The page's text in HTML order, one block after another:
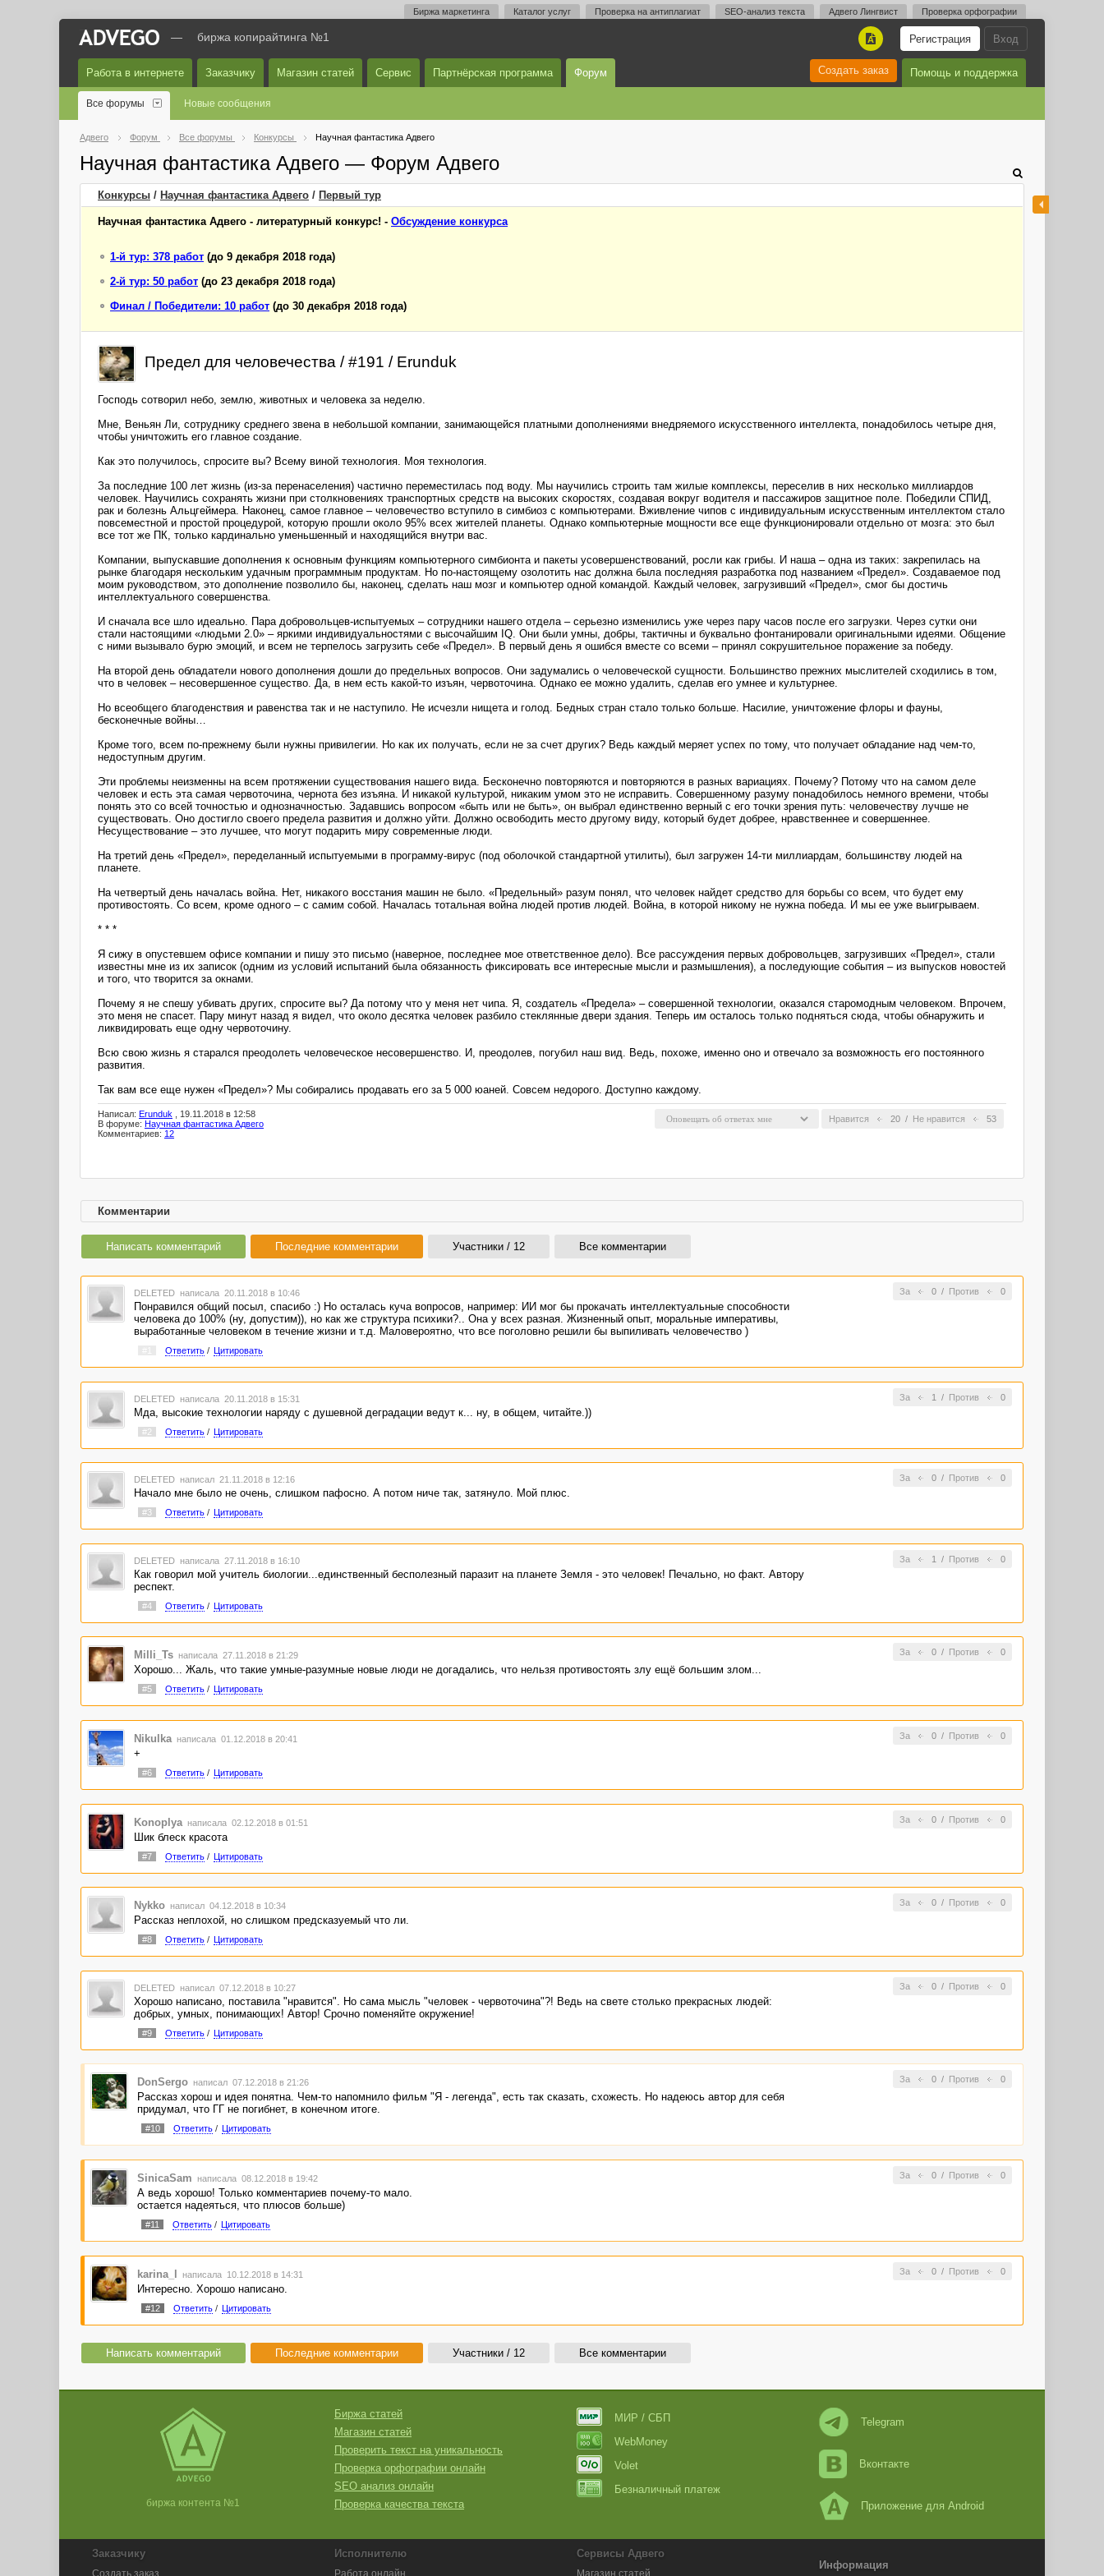
Биржа маркетинга Каталог услуг Проверка на антиплагиат SEO-анализ текста Адвего Лингвист Проверка орфографии
Вход
Регистрация
A
— биржа копирайтинга №1
Работа в интернете Заказчику Магазин статей Сервис Партнёрская программа Форум Помощь и поддержка
Создать заказ
Все форумы Новые сообщения
Адвего Форум Все форумы Конкурсы Научная фантастика Адвего
Научная фантастика Адвего — Форум Адвего
Конкурсы / Научная фантастика Адвего / Первый тур
Научная фантастика Адвего - литературный конкурс! - Обсуждение конкурса
1-й тур: 378 работ (до 9 декабря 2018 года)
2-й тур: 50 работ (до 23 декабря 2018 года)
Финал / Победители: 10 работ (до 30 декабря 2018 года)
Предел для человечества / #191 / Erunduk
Господь сотворил небо, землю, животных и человека за неделю.
Мне, Веньян Ли, сотруднику среднего звена в небольшой компании, занимающейся платными дополнениями внедряемого искусственного интеллекта, понадобилось четыре дня,
чтобы уничтожить его главное создание.
Как это получилось, спросите вы? Всему виной технология. Моя технология.
За последние 100 лет жизнь (из-за перенаселения) частично переместилась под воду. Мы научились строить там жилые комплексы, переселив в них несколько миллиардов
человек. Научились сохранять жизни при столкновениях транспортных средств на высоких скоростях, создавая вокруг водителя и пассажиров защитное поле. Победили СПИД,
рак и болезнь Альцгеймера. Наконец, самое главное – человечество вступило в симбиоз с компьютерами. Вживление чипов с индивидуальным искусственным интеллектом стало
повсеместной и простой процедурой, которую прошли около 95% всех жителей планеты. Однако компьютерные мощности все еще функционировали отдельно от мозга: это был
все тот же ПК, только кардинально уменьшенный и находящийся внутри вас.
Компании, выпускавшие дополнения к основным функциям компьютерного симбионта и пакеты усовершенствований, росли как грибы. И наша – одна из таких: закрепилась на
рынке благодаря нескольким удачным программным продуктам. Но по-настоящему озолотить нас должна была последняя разработка под названием «Предел». Создаваемое под
моим руководством, это дополнение позволило бы, наконец, сделать наш мозг и компьютер одной командой. Каждый человек, загрузивший «Предел», смог бы достичь
интеллектуального совершенства.
И сначала все шло идеально. Пара добровольцев-испытуемых – сотрудники нашего отдела – серьезно изменились уже через пару часов после его загрузки. Через сутки они
стали настоящими «людьми 2.0» – яркими индивидуальностями с высочайшим IQ. Они были умны, добры, тактичны и буквально фонтанировали оригинальными идеями. Общение
с ними вызывало бурю эмоций, и всем не терпелось загрузить себе «Предел». В первый день я ошибся вместе со всеми – принял сокрушительное поражение за победу.
На второй день обладатели нового дополнения дошли до предельных вопросов. Они задумались о человеческой сущности. Большинство прежних мыслителей сходились в том,
что в человек – несовершенное существо. Да, в нем есть какой-то изъян, червоточина. Однако ее можно удалить, сделав его умнее и культурнее.
Но всеобщего благоденствия и равенства так и не наступило. Не исчезли нищета и голод. Бедных стран стало только больше. Насилие, уничтожение флоры и фауны,
бесконечные войны…
Кроме того, всем по-прежнему были нужны привилегии. Но как их получать, если не за счет других? Ведь каждый меряет успех по тому, что получает обладание над чем-то,
недоступным другим.
Эти проблемы неизменны на всем протяжении существования нашего вида. Бесконечно повторяются и повторяются в разных вариациях. Почему? Потому что на самом деле
человек и есть эта самая червоточина, чернота без изъяна. И никакой культурой, никаким умом это не исправить. Совершенному разуму понадобилось немного времени, чтобы
понять это со всей точностью и однозначностью. Задавшись вопросом «быть или не быть», он выбрал единственно верный с его точки зрения путь: человечеству лучше не
существовать. Оно достигло своего предела развития и должно уйти. Должно освободить место другому виду, который будет добрее, нравственнее и совершеннее.
Несуществование – это лучшее, что могут подарить миру современные люди.
На третий день «Предел», переделанный испытуемыми в программу-вирус (под оболочкой стандартной утилиты), был загружен 14-ти миллиардам, большинству людей на
планете.
На четвертый день началась война. Нет, никакого восстания машин не было. «Предельный» разум понял, что человек найдет средство для борьбы со всем, что будет ему
противостоять. Со всем, кроме одного – с самим собой. Началась тотальная война людей против людей. Война, в которой никому не нужна победа. И мы ее уже выигрываем.
* * *
Я сижу в опустевшем офисе компании и пишу это письмо (наверное, последнее мое ответственное дело). Все рассуждения первых добровольцев, загрузивших «Предел», стали
известны мне из их записок (одним из условий испытаний была обязанность фиксировать все интересные мысли и размышления), а последующие события – из выпусков новостей
и того, что творится за окнами.
Почему я не спешу убивать других, спросите вы? Да потому что у меня нет чипа. Я, создатель «Предела» – совершенной технологии, оказался старомодным человеком. Впрочем,
это меня не спасет. Пару минут назад я видел, что около десятка человек разбило стеклянные двери здания. Теперь им осталось только подняться сюда, чтобы обнаружить и
ликвидировать еще одну червоточину.
Всю свою жизнь я старался преодолеть человеческое несовершенство. И, преодолев, погубил наш вид. Ведь, похоже, именно оно и отвечало за возможность его постоянного
развития.
Так вам все еще нужен «Предел»? Мы собирались продавать его за 5 000 юаней. Совсем недорого. Доступно каждому.
Нравится 20 / Не нравится 53
Написал: Erunduk , 19.11.2018 в 12:58
В форуме: Научная фантастика Адвего
Комментариев: 12
Комментарии
Написать комментарий Последние комментарии Участники / 12 Все комментарии
За 0/ Против 0
DELETED написала 20.11.2018 в 10:46
Понравился общий посыл, спасибо :) Но осталась куча вопросов, например: ИИ мог бы прокачать интеллектуальные способности
человека до 100% (ну, допустим)), но как же структура психики?.. Она у всех разная. Жизненный опыт, моральные императивы,
выработанные человеком в течение жизни и т.д. Маловероятно, что все поголовно решили бы выпиливать человечество )
Ответить/ Цитировать
За 1 / Против 0
DELETED написала 20.11.2018 в 15:31
Мда, высокие технологии наряду с душевной деградации ведут к... ну, в общем, читайте.))
#2 Ответить/ Цитировать
За 0/ Против 0
DELETED написал 21.11.2018 в 12:16
Начало мне было не очень, слишком пафосно. А потом ниче так, затянуло. Мой плюс.
#3 Ответить/ Цитировать
За 1 / Против 0
DELETED написала 27.11.2018 в 16:10
Как говорил мой учитель биологии...единственный бесполезный паразит на планете Земля - это человек! Печально, но факт. Автору
респект.
#4 Ответить/ Цитировать
За 0/ Против 0
Milli_Ts написала 27.11.2018 в 21:29
Хорошо... Жаль, что такие умные-разумные новые люди не догадались, что нельзя противостоять злу ещё большим злом...
#5 Ответить/ Цитировать
За 0/ Против 0
Nikulka написала 01.12.2018 в 20:41
+
#6 Ответить/ Цитировать
За 0/ Против 0
Konoplya написала 02.12.2018 в 01:51
Шик блеск красота
#7 Ответить/ Цитировать
За 0/ Против 0
Nykko написал 04.12.2018 в 10:34
Рассказ неплохой, но слишком предсказуемый что ли.
#8 Ответить/ Цитировать
За 0/ Против 0
DELETED написал 07.12.2018 в 10:27
Хорошо написано, поставила "нравится". Но сама мысль "человек - червоточина"?! Ведь на свете столько прекрасных людей:
добрых, умных, понимающих! Автор! Срочно поменяйте окружение!
#9 Ответить/ Цитировать
За 0/ Против 0
DonSergo написал 07.12.2018 в 21:26
Рассказ хорош и идея понятна. Чем-то напомнило фильм "Я - легенда", есть так сказать, схожесть. Но надеюсь автор для себя
придумал, что ГГ не погибнет, в конечном итоге.
#10 Ответить/ Цитировать
За 0/ Против 0
SinicaSam написала 08.12.2018 в 19:42
А ведь хорошо! Только комментариев почему-то мало.
остается надеяться, что плюсов больше)
#11 Ответить/ Цитировать
За 0/ Против 0
karina_l написала 10.12.2018 в 14:31
Интересно. Хорошо написано.
#12 Ответить/ Цитировать
Написать комментарий Последние комментарии Участники / 12 Все комментарии
биржа контента №1
Биржа статей
Магазин статей
Проверить текст на уникальность
Проверка орфографии онлайн
SEO анализ онлайн
Проверка качества текста
МИР / СБП
WebMoney
Volet
Безналичный платеж
Telegram
Вконтакте
Приложение для Android
Заказчику
Создать заказ
Исполнителю
Работа онлайн
Сервисы Адвего
Магазин статей
Информация